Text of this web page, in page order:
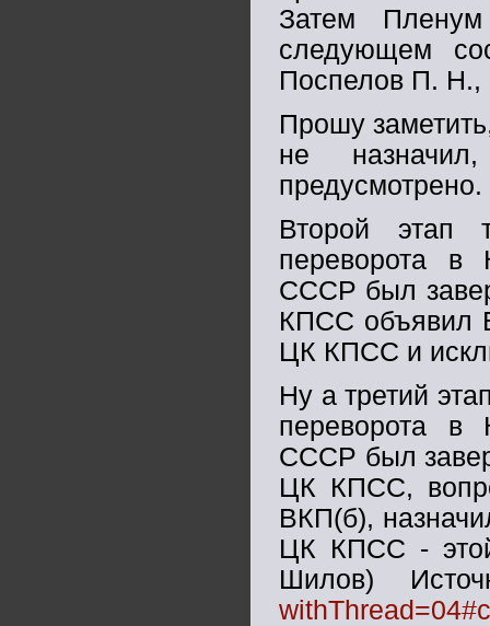
Затем
следующем
Поспелов П.
Прошу
не
предусмотрено.
Второй этап
переворота в
СССР был
КПСС объявил
ЦК КПСС и
Ну а третий
переворота в
СССР был
ЦК КПСС,
ВКП(б),
ЦК КПСС -
Шилов)